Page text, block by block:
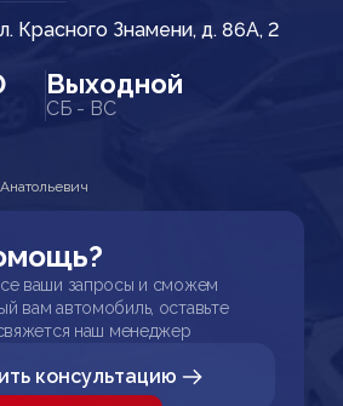
Красного Знамени, д. 86А, 2
Выходной
СБ - ВС
ваши запросы и сможем
вам автомобиль, оставьте
наш менеджер
консультацию